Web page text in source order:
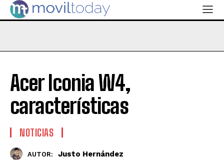
Acer Iconia W4,
características
NOTICIAS
AUTOR: Justo Hernández